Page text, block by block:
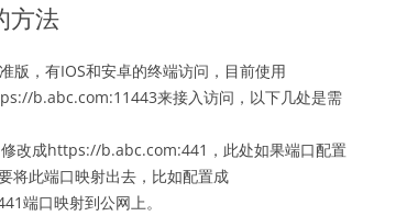
深信服
方法
版，有IOS和安卓的终端访问，目前使用
b.abc.com:11443来接入访问，以下几处是需
改成https://b.abc.com:441，此处如果端口配置
将此端口映射出去，比如配置成
端口映射到公网上。